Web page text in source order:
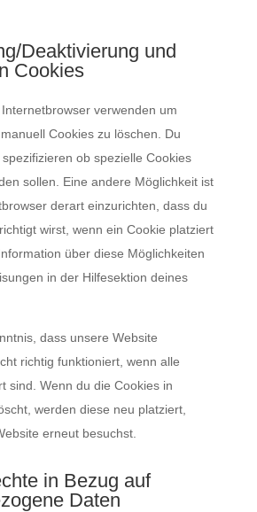
Deaktivierung und
Cookies
verwenden um
Cookies zu löschen. Du
ob spezielle Cookies
sollen. Eine andere Möglichkeit ist
derart einzurichten, dass du
wirst, wenn ein Cookie platziert
über diese Möglichkeiten
in der Hilfesektion deines
dass unsere Website
richtig funktioniert, wenn alle
sind. Wenn du die Cookies in
werden diese neu platziert,
erneut besuchst.
in Bezug auf
Daten